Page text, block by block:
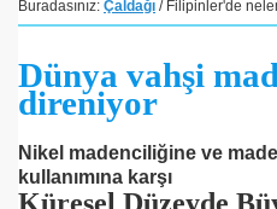
Buradasınız: Çaldağı / Filipinler'de
Dünya vahşi
direniyor
Nikel madenciliğine ve
kullanımına karşı